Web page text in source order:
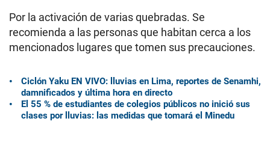
Por la activación de varias quebradas. Se
recomienda a las personas que habitan cerca a los
mencionados lugares que tomen sus precauciones.
Ciclón Yaku EN VIVO: lluvias en Lima, reportes de Senamhi,
damnificados y última hora en directo
El 55 % de estudiantes de colegios públicos no inició sus
clases por lluvias: las medidas que tomará el Minedu